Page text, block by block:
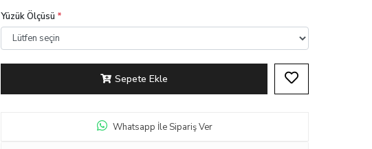
Yüzük Ölçüsü *
Sepete Ekle
Whatsapp İle Sipariş Ver